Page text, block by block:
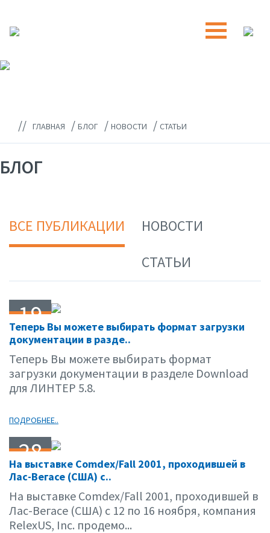
// ГЛАВНАЯ / БЛОГ / НОВОСТИ / СТАТЬИ
БЛОГ
ВСЕ ПУБЛИКАЦИИ
НОВОСТИ
СТАТЬИ
19
12.01
Теперь Вы можете выбирать формат загрузки
документации в разде..
Теперь Вы можете выбирать формат
загрузки документации в разделе Download
для ЛИНТЕР 5.8.
ПОДРОБНЕЕ..
28
11.01
На выставке Comdex/Fall 2001, проходившей в
Лас-Вегасе (США) с..
На выставке Comdex/Fall 2001, проходившей в
Лас-Вегасе (США) с 12 по 16 ноября, компания
RelexUS, Inc. продемо...